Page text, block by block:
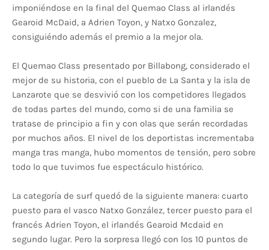
imponiéndose en la final del Quemao Class al irlandés
Gearoid McDaid, a Adrien Toyon, y Natxo Gonzalez,
consiguiéndo además el premio a la mejor ola.
El Quemao Class presentado por Billabong, considerado el
mejor de su historia, con el pueblo de La Santa y la isla de
Lanzarote que se desvivió con los competidores llegados
de todas partes del mundo, como si de una familia se
tratase de principio a fin y con olas que serán recordadas
por muchos años. El nivel de los deportistas incrementaba
manga tras manga, hubo momentos de tensión, pero sobre
todo lo que tuvimos fue espectáculo histórico.
La categoría de surf quedó de la siguiente manera: cuarto
puesto para el vasco Natxo González, tercer puesto para el
francés Adrien Toyon, el irlandés Gearoid Mcdaid en
segundo lugar. Pero la sorpresa llegó con los 10 puntos de